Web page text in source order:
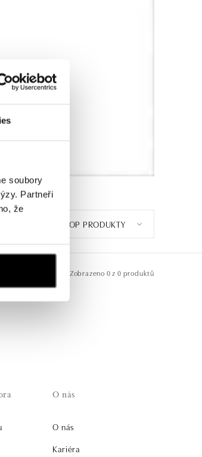
soubory
Partneři
že
TOP PRODUKTY
Zobrazeno 0 z 0 produktů
O nás
O nás
Kariéra